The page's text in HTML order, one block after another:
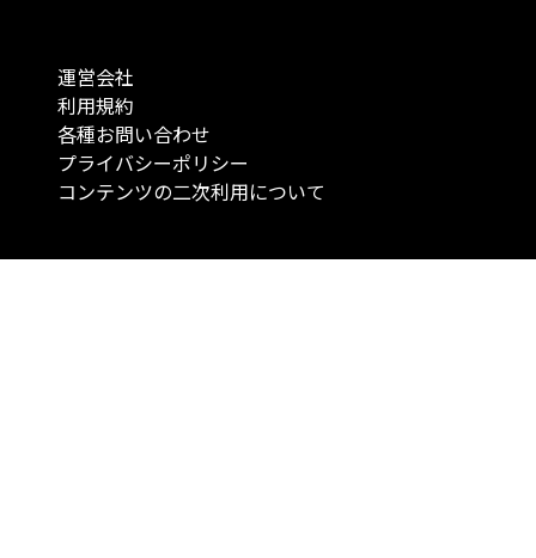
運営会社
利用規約
各種お問い合わせ
プライバシーポリシー
コンテンツの二次利用について